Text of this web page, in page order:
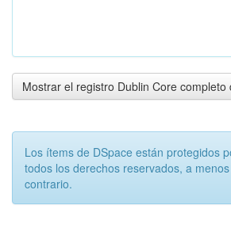
Mostrar el registro Dublin Core completo
Los ítems de DSpace están protegidos
todos los derechos reservados, a
contrario.